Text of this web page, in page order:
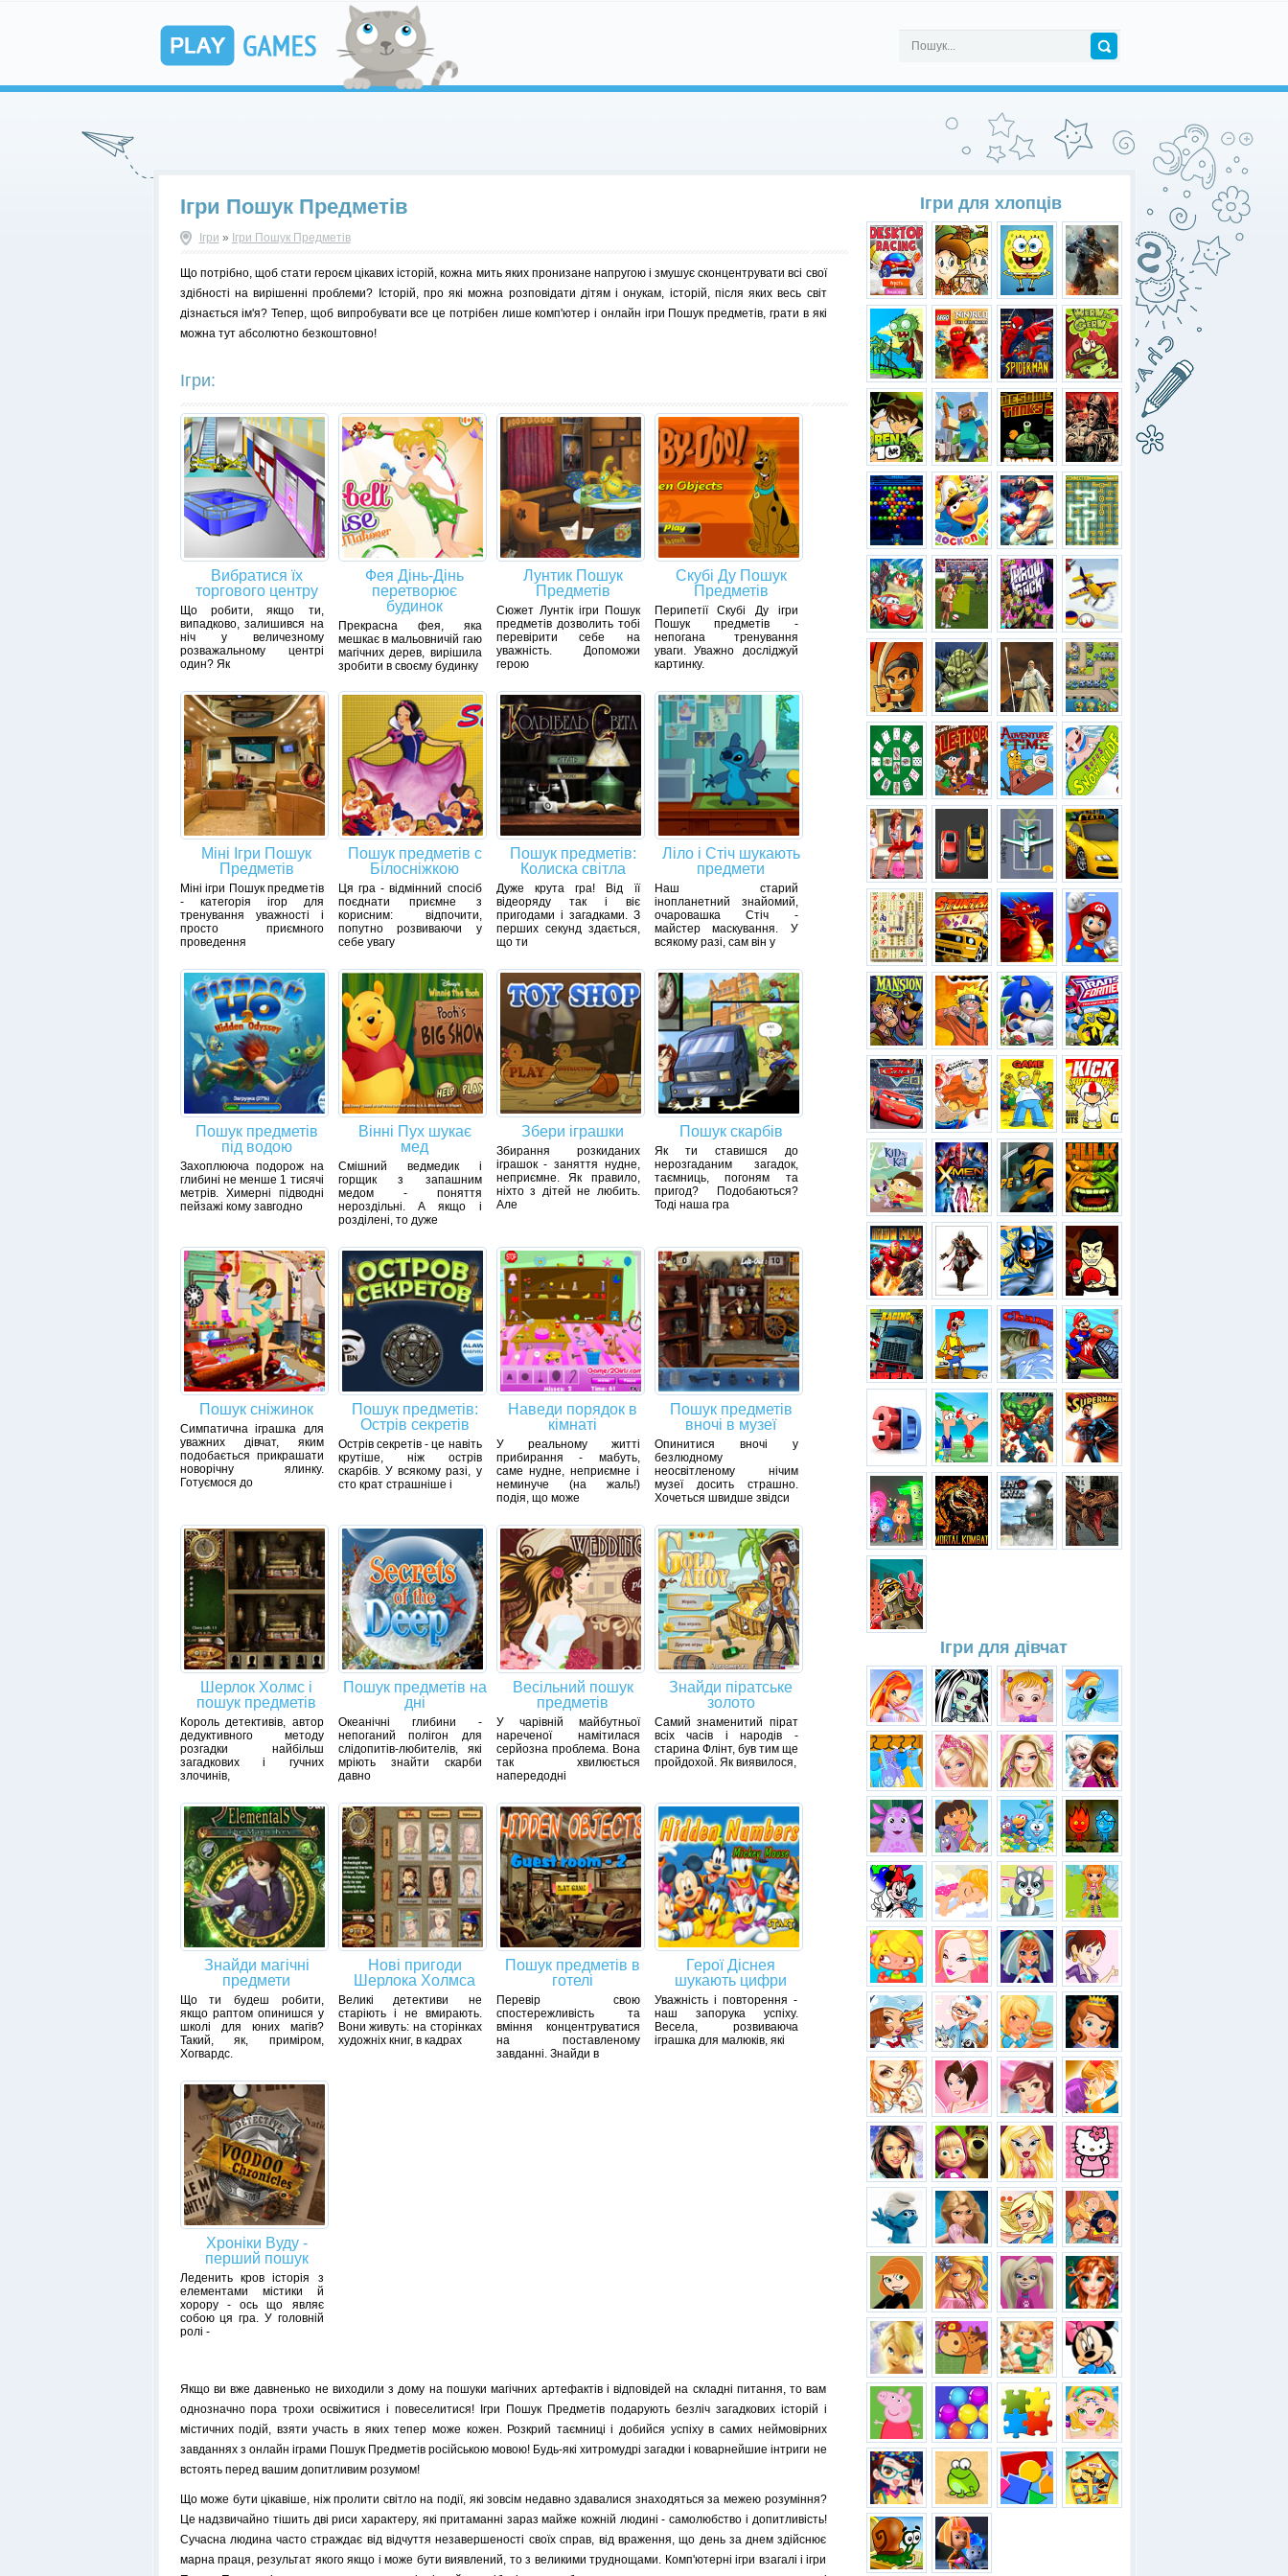
Ігри Пошук Предметів
Ігри » Ігри Пошук Предметів
Що потрібно, щоб стати героєм цікавих історій, кожна мить яких пронизане напругою і змушує сконцентрувати всі свої
здібності на вирішенні проблеми? Історій, про які можна розповідати дітям і онукам, історій, після яких весь світ
дізнається ім'я? Тепер, щоб випробувати все це потрібен лише комп'ютер і онлайн ігри Пошук предметів, грати в які
можна тут абсолютно безкоштовно!
Ігри:
Вибратися їх
торгового центру
Що робити, якщо ти,
випадково, залишився на
ніч у величезному
розважальному центрі
один? Як
Фея Дінь-Дінь
перетворює
будинок
Прекрасна фея, яка
мешкає в мальовничій гаю
магічних дерев, вирішила
зробити в своєму будинку
Лунтик Пошук
Предметів
Сюжет Лунтік ігри Пошук
предметів дозволить тобі
перевірити себе на
уважність. Допоможи
герою
Скубі Ду Пошук
Предметів
Перипетії Скубі Ду ігри
Пошук предметів -
непогана тренування
уваги. Уважно досліджуй
картинку.
Міні Ігри Пошук
Предметів
Міні ігри Пошук предметів
- категорія ігор для
тренування уважності і
просто приємного
проведення
Пошук предметів c
Білосніжкою
Ця гра - відмінний спосіб
поєднати приємне з
корисним: відпочити,
попутно розвиваючи у
себе увагу
Пошук предметів:
Колиска світла
Дуже крута гра! Від її
відеоряду так і віє
пригодами і загадками. З
перших секунд здається,
що ти
Ліло і Стіч шукають
предмети
Наш старий
інопланетний знайомий,
очаровашка Стіч -
майстер маскування. У
всякому разі, сам він у
Пошук предметів
під водою
Захоплююча подорож на
глибині не менше 1 тисячі
метрів. Химерні підводні
пейзажі кому завгодно
Вінні Пух шукає
мед
Смішний ведмедик і
горщик з запашним
медом - поняття
нероздільні. А якщо і
розділені, то дуже
Збери іграшки
Збирання розкиданих
іграшок - заняття нудне,
неприємне. Як правило,
ніхто з дітей не любить.
Але
Пошук скарбів
Як ти ставишся до
нерозгаданим загадок,
таємниць, погоням та
пригод? Подобаються?
Тоді наша гра
Пошук сніжинок
Симпатична іграшка для
уважних дівчат, яким
подобається прикрашати
новорічну ялинку.
Готуємося до
Пошук предметів:
Острів секретів
Острів секретів - це навіть
крутіше, ніж острів
скарбів. У всякому разі, у
сто крат страшніше і
Наведи порядок в
кімнаті
У реальному житті
прибирання - мабуть,
саме нудне, неприємне і
неминуче (на жаль!)
подія, що може
Пошук предметів
вночі в музеї
Опинитися вночі у
безлюдному
неосвітленому нічим
музеї досить страшно.
Хочеться швидше звідси
Шерлок Холмс і
пошук предметів
Король детективів, автор
дедуктивного методу
розгадки найбільш
загадкових і гучних
злочинів,
Пошук предметів на
дні
Океанічні глибини -
непоганий полігон для
слідопитів-любителів, які
мріють знайти скарби
давно
Весільний пошук
предметів
У чарівній майбутньої
нареченої намітилася
серйозна проблема. Вона
так хвилюється
напередодні
Знайди піратське
золото
Самий знаменитий пірат
всіх часів і народів -
старина Флінт, був тим ще
пройдохой. Як виявилося,
Знайди магічні
предмети
Що ти будеш робити,
якщо раптом опинишся у
школі для юних магів?
Такий, як, приміром,
Хогвардс.
Нові пригоди
Шерлока Холмса
Великі детективи не
старіють і не вмирають.
Вони живуть: на сторінках
художніх книг, в кадрах
Пошук предметів в
готелі
Перевір свою
спостережливість та
вміння концентруватися
на поставленому
завданні. Знайди в
Герої Діснея
шукають цифри
Уважність і повторення -
наш запорука успіху.
Весела, розвиваюча
іграшка для малюків, які
Хроніки Вуду -
перший пошук
Леденить кров історія з
елементами містики й
хорору - ось що являє
собою ця гра. У головній
ролі -
Якщо ви вже давненько не виходили з дому на пошуки магічних артефактів і відповідей на складні питання, то вам
однозначно пора трохи освіжитися і повеселитися! Ігри Пошук Предметів подарують безліч загадкових історій і
містичних подій, взяти участь в яких тепер може кожен. Розкрий таємниці і добийся успіху в самих неймовірних
завданнях з онлайн іграми Пошук Предметів російською мовою! Будь-які хитромудрі загадки і коварнейшие інтриги не
встоять перед вашим допитливим розумом!
Що може бути цікавіше, ніж пролити світло на події, які зовсім недавно здавалися знаходяться за межею розуміння?
Це надзвичайно тішить дві риси характеру, які притаманні зараз майже кожній людині - самолюбство і допитливість!
Сучасна людина часто страждає від відчуття незавершеності своїх справ, від враження, що день за днем здійснює
марна праця, результат якого якщо і може бути виявлений, то з великими труднощами. Комп'ютерні ігри взагалі і ігри
Ігри для хлопців
Ігри для дівчат